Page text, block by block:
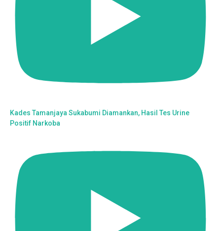
Kades Tamanjaya Sukabumi Diamankan, Hasil Tes Urine
Positif Narkoba